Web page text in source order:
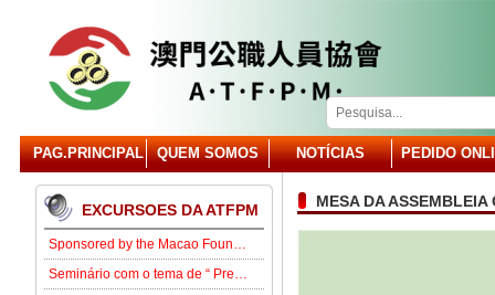
PAG.PRINCIPAL QUEM SOMOS NOTÍCIAS PEDIDO
EXCURSOES DA ATFPM
Sponsored by the Macao Foundation, the Macau Civil Servants Association (ATFPM) will organize the “Job Opportunities for Youth Seminar” at 3:00 p.m. on 15 August in our Association . Our guest speaker is Lawmaker José Pereira Coutinho.
Seminário com o tema de “ Prevenção e Controlo da Gota” .
MESA DA ASSEMBLEIA